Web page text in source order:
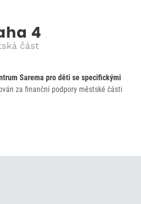
Sarema pro děti se specifickými
za finanční podpory městské části